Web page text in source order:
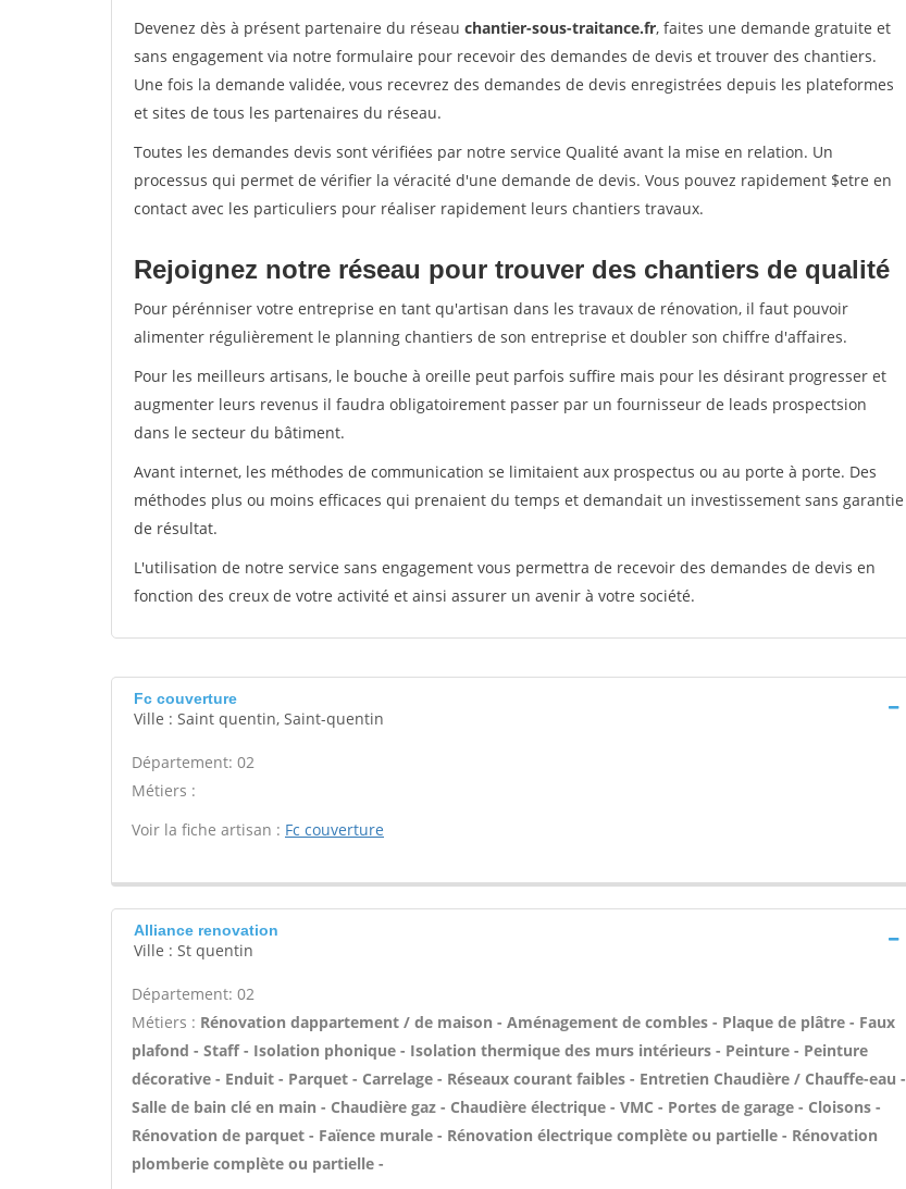
Devenez dès à présent partenaire du réseau chantier-sous-traitance.fr, faites une demande gratuite et
sans engagement via notre formulaire pour recevoir des demandes de devis et trouver des chantiers.
Une fois la demande validée, vous recevrez des demandes de devis enregistrées depuis les plateformes
et sites de tous les partenaires du réseau.
Toutes les demandes devis sont vérifiées par notre service Qualité avant la mise en relation. Un
processus qui permet de vérifier la véracité d'une demande de devis. Vous pouvez rapidement $etre en
contact avec les particuliers pour réaliser rapidement leurs chantiers travaux.
Rejoignez notre réseau pour trouver des chantiers de qualité
Pour pérénniser votre entreprise en tant qu'artisan dans les travaux de rénovation, il faut pouvoir
alimenter régulièrement le planning chantiers de son entreprise et doubler son chiffre d'affaires.
Pour les meilleurs artisans, le bouche à oreille peut parfois suffire mais pour les désirant progresser et
augmenter leurs revenus il faudra obligatoirement passer par un fournisseur de leads prospectsion
dans le secteur du bâtiment.
Avant internet, les méthodes de communication se limitaient aux prospectus ou au porte à porte. Des
méthodes plus ou moins efficaces qui prenaient du temps et demandait un investissement sans garantie
de résultat.
L'utilisation de notre service sans engagement vous permettra de recevoir des demandes de devis en
fonction des creux de votre activité et ainsi assurer un avenir à votre société.
Fc couverture
Ville : Saint quentin, Saint-quentin
Département: 02
Métiers :
Voir la fiche artisan : Fc couverture
Alliance renovation
Ville : St quentin
Département: 02
Métiers : Rénovation dappartement / de maison - Aménagement de combles - Plaque de plâtre - Faux
plafond - Staff - Isolation phonique - Isolation thermique des murs intérieurs - Peinture - Peinture
décorative - Enduit - Parquet - Carrelage - Réseaux courant faibles - Entretien Chaudière / Chauffe-eau -
Salle de bain clé en main - Chaudière gaz - Chaudière électrique - VMC - Portes de garage - Cloisons -
Rénovation de parquet - Faïence murale - Rénovation électrique complète ou partielle - Rénovation
plomberie complète ou partielle -